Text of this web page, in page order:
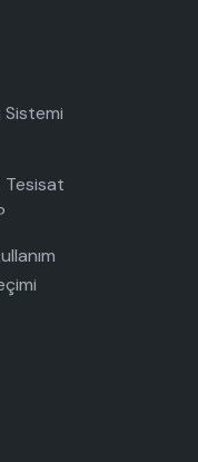
Sistemi
Tesisat